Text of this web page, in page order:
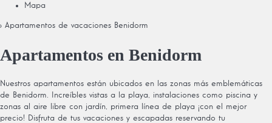
Mapa
› Apartamentos de vacaciones Benidorm
Apartamentos en Benidorm
Nuestros apartamentos están ubicados en las zonas más emblemáticas
de Benidorm. Increíbles vistas a la playa, instalaciones como piscina y
zonas al aire libre con jardín, primera línea de playa ¡con el mejor
precio! Disfruta de tus vacaciones y escapadas reservando tu